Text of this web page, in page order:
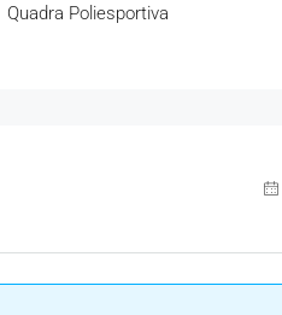
Quadra Poliesportiva